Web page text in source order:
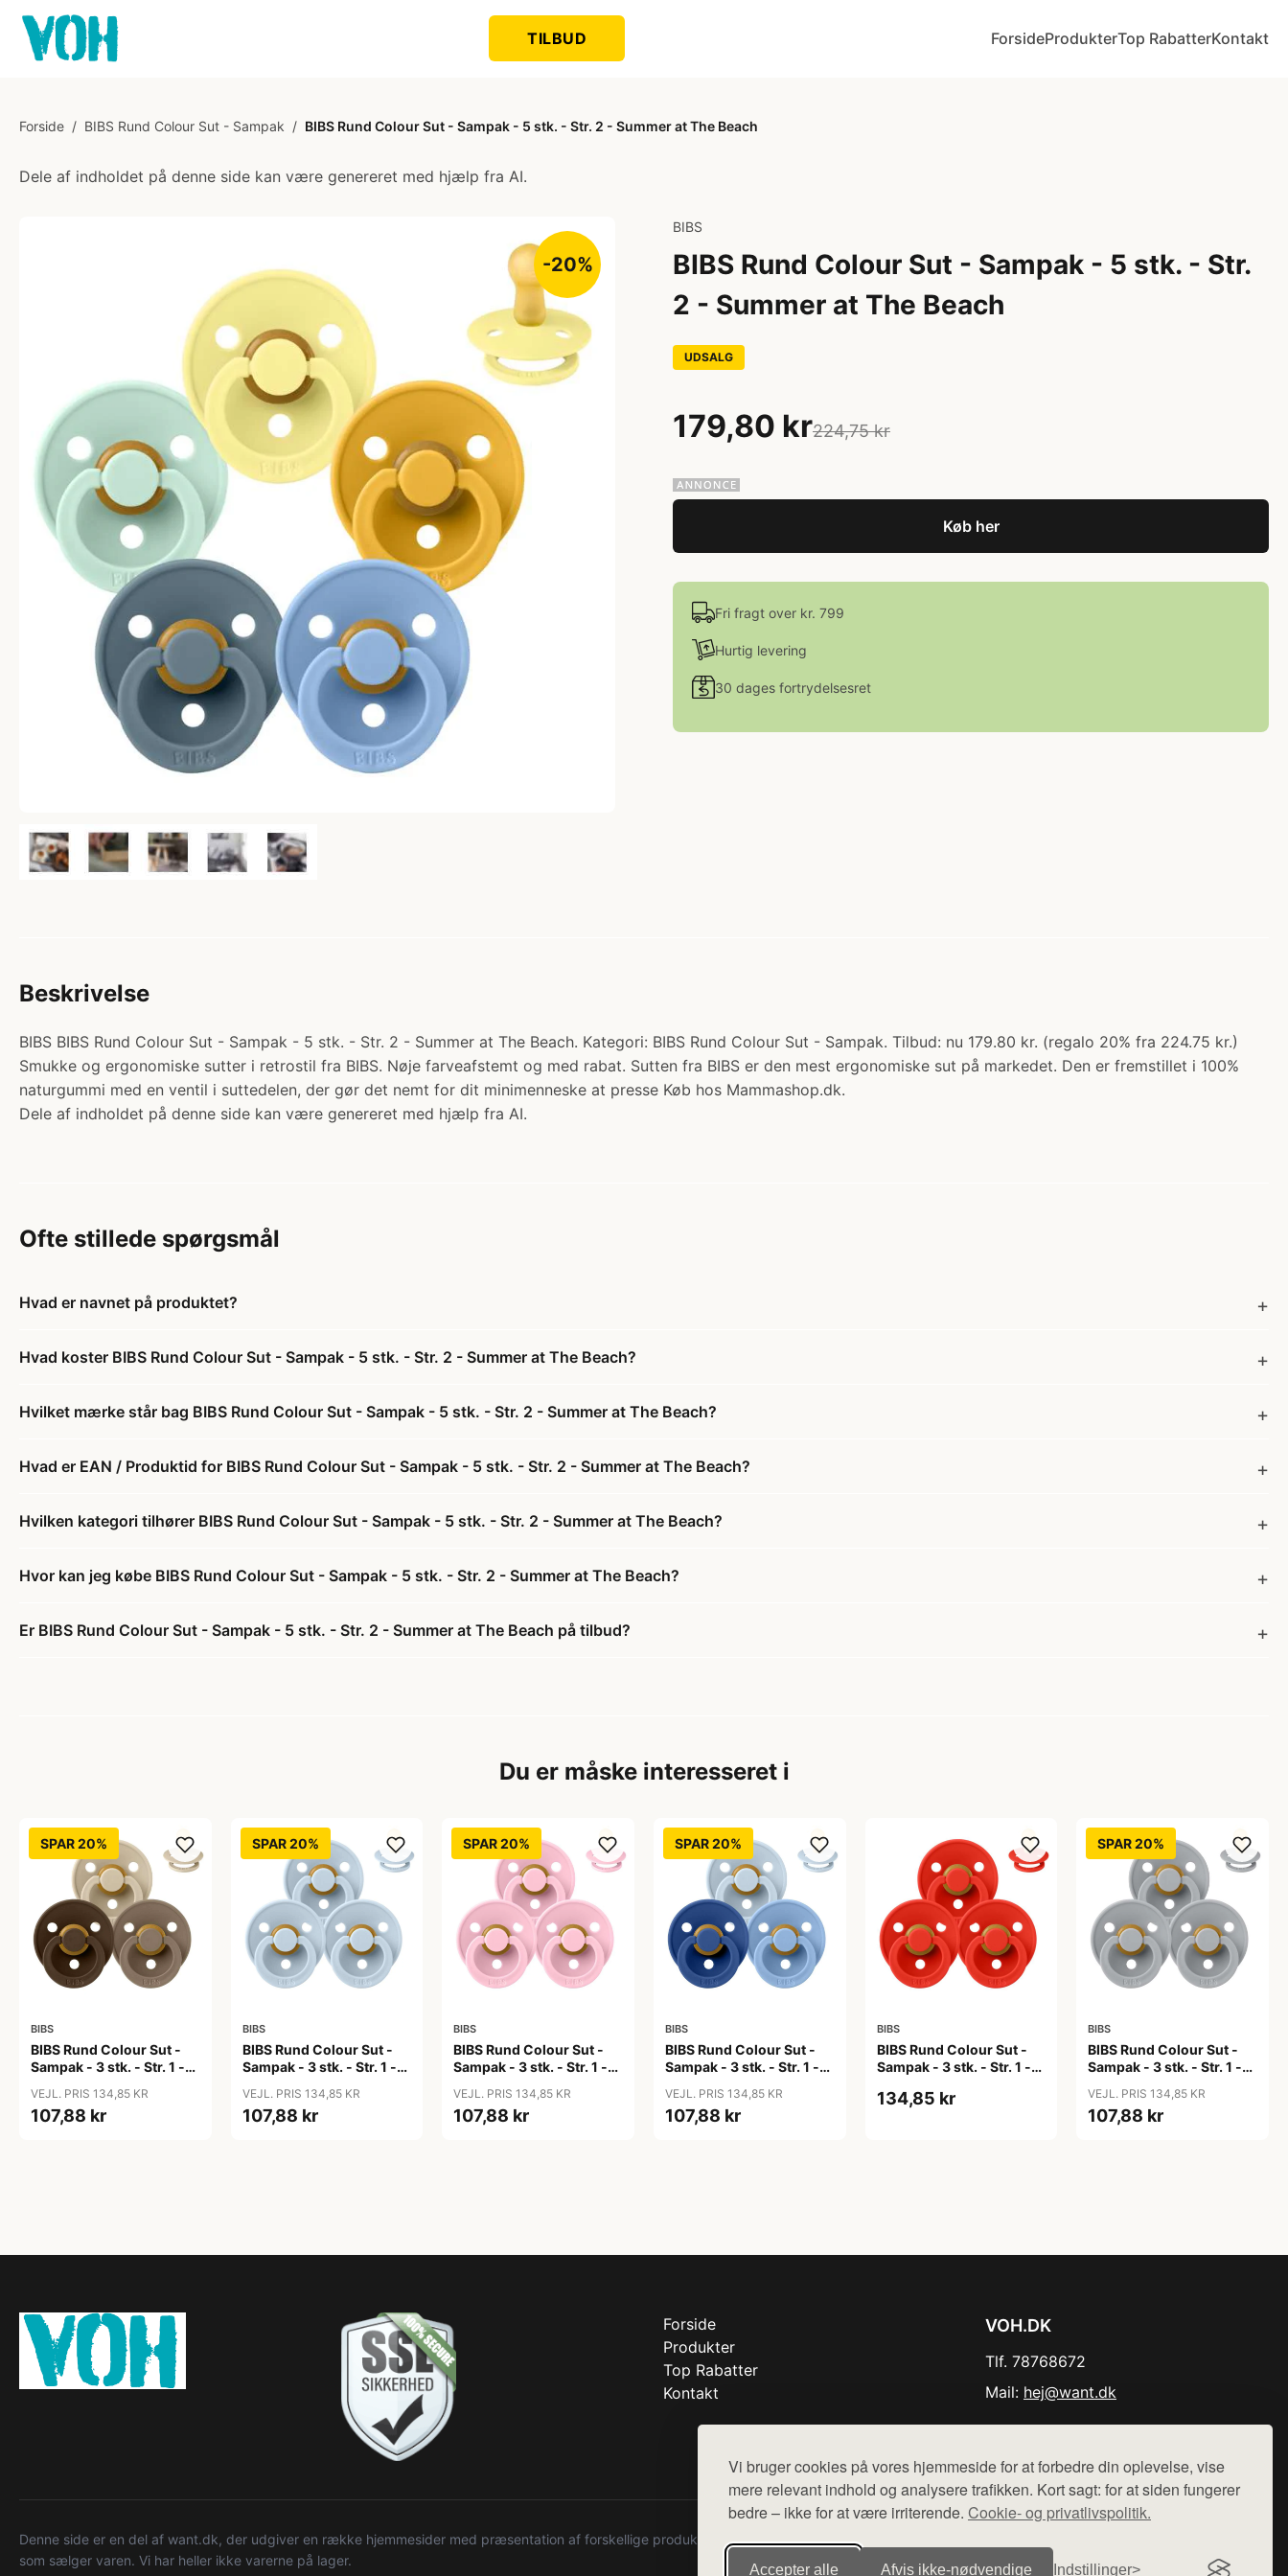
Vi bruger cookies på vores hjemmeside for at forbedre din oplevelse, vise
mere relevant indhold og analysere trafikken. Kort sagt: for at siden fungerer
bedre – ikke for at være irriterende. Cookie- og privatlivspolitik.
Accepter alle Afvis ikke‑nødvendige Indstillinger
TILBUD ForsideProdukterTop RabatterKontakt
Forside / BIBS Rund Colour Sut - Sampak / BIBS Rund Colour Sut - Sampak - 5 stk. - Str. 2 - Summer at The Beach
Dele af indholdet på denne side kan være genereret med hjælp fra AI.
-20%
BIBS
BIBS Rund Colour Sut - Sampak - 5 stk. - Str.
2 - Summer at The Beach
UDSALG
179,80 kr224,75 kr
Køb her
Fri fragt over kr. 799
Hurtig levering
30 dages fortrydelsesret
Beskrivelse
BIBS BIBS Rund Colour Sut - Sampak - 5 stk. - Str. 2 - Summer at The Beach. Kategori: BIBS Rund Colour Sut - Sampak. Tilbud: nu 179.80 kr. (regalo 20% fra 224.75 kr.)
Smukke og ergonomiske sutter i retrostil fra BIBS. Nøje farveafstemt og med rabat. Sutten fra BIBS er den mest ergonomiske sut på markedet. Den er fremstillet i 100%
naturgummi med en ventil i suttedelen, der gør det nemt for dit minimenneske at presse Køb hos Mammashop.dk.
Dele af indholdet på denne side kan være genereret med hjælp fra AI.
Ofte stillede spørgsmål
Hvad er navnet på produktet?
Hvad koster BIBS Rund Colour Sut - Sampak - 5 stk. - Str. 2 - Summer at The Beach?
Hvilket mærke står bag BIBS Rund Colour Sut - Sampak - 5 stk. - Str. 2 - Summer at The Beach?
Hvad er EAN / Produktid for BIBS Rund Colour Sut - Sampak - 5 stk. - Str. 2 - Summer at The Beach?
Hvilken kategori tilhører BIBS Rund Colour Sut - Sampak - 5 stk. - Str. 2 - Summer at The Beach?
Hvor kan jeg købe BIBS Rund Colour Sut - Sampak - 5 stk. - Str. 2 - Summer at The Beach?
Er BIBS Rund Colour Sut - Sampak - 5 stk. - Str. 2 - Summer at The Beach på tilbud?
Du er måske interesseret i
SPAR 20%
BIBS
BIBS Rund Colour Sut -
Sampak - 3 stk. - Str. 1 -
VEJL. PRIS 134,85 KR
107,88 kr
SPAR 20%
BIBS
BIBS Rund Colour Sut -
Sampak - 3 stk. - Str. 1 -
VEJL. PRIS 134,85 KR
107,88 kr
SPAR 20%
BIBS
BIBS Rund Colour Sut -
Sampak - 3 stk. - Str. 1 -
VEJL. PRIS 134,85 KR
107,88 kr
SPAR 20%
BIBS
BIBS Rund Colour Sut -
Sampak - 3 stk. - Str. 1 -
VEJL. PRIS 134,85 KR
107,88 kr
BIBS
BIBS Rund Colour Sut -
Sampak - 3 stk. - Str. 1 -
134,85 kr
SPAR 20%
BIBS
BIBS Rund Colour Sut -
Sampak - 3 stk. - Str. 1 -
VEJL. PRIS 134,85 KR
107,88 kr
Forside
Produkter
Top Rabatter
Kontakt
VOH.DK
Tlf. 78768672
Mail: hej@want.dk
Denne side er en del af want.dk, der udgiver en række hjemmesider med præsentation af forskellige produkter fra diverse webshops. Der sælges ikke varer fra denne side - vi henviser til de shops,
som sælger varen. Vi har heller ikke varerne på lager.